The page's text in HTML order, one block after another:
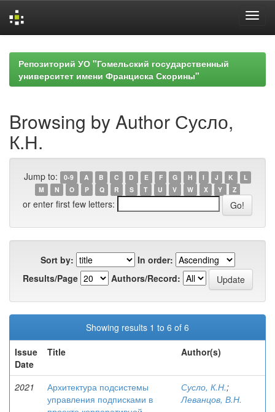
navigationРепозиторий УО "Гомельский государственный
университет имени Франциска Скорины"
Browsing by Author Сусло,
К.Н.
Jump to: 0-9 A B C D E F G H I J K
L
M
N O P Q R S T U V W X Y Z
or enter first few letters:
Sort by:
In order:
Results/Page
Authors/Record:
Showing results 1 to 6 of 6
Issue
Date
Title Author(s)
2021
Архитектура подсистемы
управления подписками в
Сусло, К.Н.;
Леванцов, В.Н.